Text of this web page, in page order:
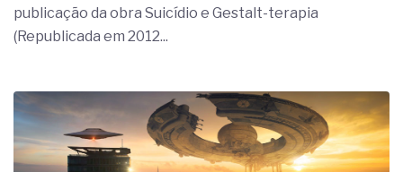
publicação da obra Suicídio e Gestalt-terapia
(Republicada em 2012...